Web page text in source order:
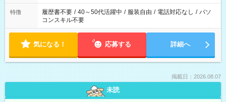
特徴 履歴書不要 / 40～50代活躍中 / 服装自由 / 電話対応なし / パソ
コンスキル不要
気になる！ 応募する 詳細へ
掲載日：2026.08.07
未読